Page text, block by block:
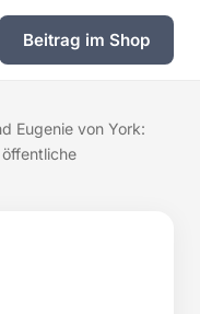
Beitrag im Shop
Eugenie von York: